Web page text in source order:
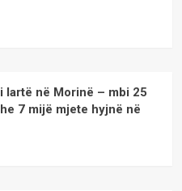
në Morinë – mbi 25
7 mijë mjete hyjnë në